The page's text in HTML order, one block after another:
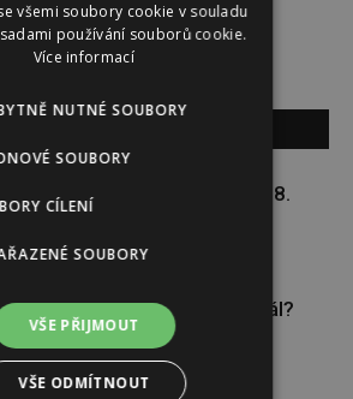
Týdenní horoskop 27. 7. – 2. 8.
Budou se vraždit malé děti dál?
všemi soubory cookie v souladu
používání souborů cookie.
Více informací
NUTNÉ SOUBORY
SOUBORY
CÍLENÍ
SOUBORY
VŠE PŘIJMOUT
VŠE ODMÍTNOUT